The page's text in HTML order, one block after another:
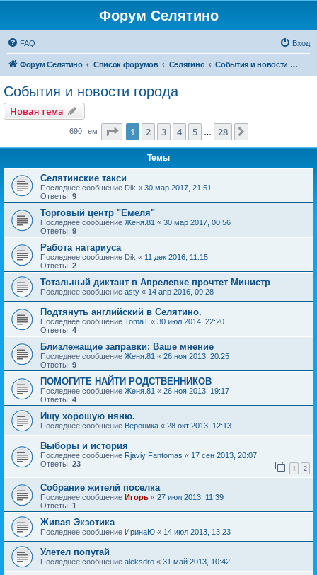
Форум Селятино
FAQ Вход
Форум Селятино Список форумов Селятино События и новости города
События и новости города
Новая тема
690 тем Страница из 28
1 2 3 4 5 28
Темы
Селятинские такси
Последнее сообщение Dik « 30 мар 2017, 21:51
Ответы: 9
Торговый центр "Емеля"
Последнее сообщение Женя.81 « 30 мар 2017, 00:56
Ответы: 9
Работа натариуса
Последнее сообщение Dik « 11 дек 2016, 11:15
Ответы: 2
Тотальный диктант в Апрелевке прочтет Министр
Последнее сообщение asty « 14 апр 2016, 09:28
Подтянуть английский в Селятино.
Последнее сообщение TomaT « 30 июл 2014, 22:20
Ответы: 4
Близлежащие заправки: Ваше мнение
Последнее сообщение Женя.81 « 26 ноя 2013, 20:25
Ответы: 9
ПОМОГИТЕ НАЙТИ РОДСТВЕННИКОВ
Последнее сообщение Женя.81 « 26 ноя 2013, 19:17
Ответы: 4
Ищу хорошую няню.
Последнее сообщение Вероника « 28 окт 2013, 12:13
Выборы и история
Последнее сообщение Rjaviy Fantomas « 17 сен 2013, 20:07
Ответы: 23 1 2
Собрание жителй поселка
Последнее сообщение Игорь « 27 июл 2013, 11:39
Ответы: 1
Живая Экзотика
Последнее сообщение ИринаЮ « 14 июл 2013, 13:23
Улетел попугай
Последнее сообщение aleksdro « 31 май 2013, 10:42